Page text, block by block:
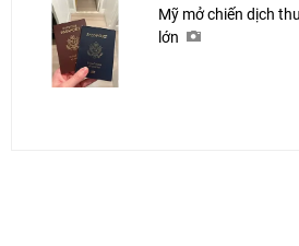
Mỹ mở chiến dịch
lớn